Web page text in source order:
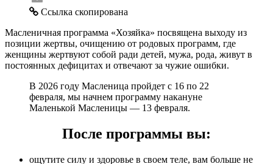
Email
Ссылка скопирована
Масленичная программа «Хозяйка» посвящена выходу из
позиции жертвы, очищению от родовых программ, где
женщины жертвуют собой ради детей, мужа, рода, живут в
постоянных дефицитах и отвечают за чужие ошибки.
В 2026 году Масленица пройдет с 16 по 22
февраля, мы начнем программу накануне
Маленькой Масленицы — 13 февраля.
После программы вы:
⁠ощутите силу и здоровье в своем теле, вам больше не